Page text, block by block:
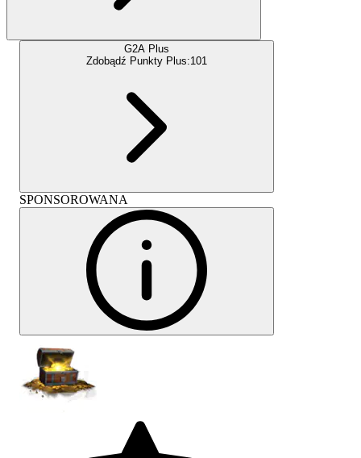
G2A Plus
Zdobądź Punkty Plus:101
SPONSOROWANA